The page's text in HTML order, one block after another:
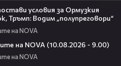
условия за Ормузкия
Тръмп: Водим „полупреговори“
на NOVA
на NOVA (10.08.2026 - 9.00)
на NOVA